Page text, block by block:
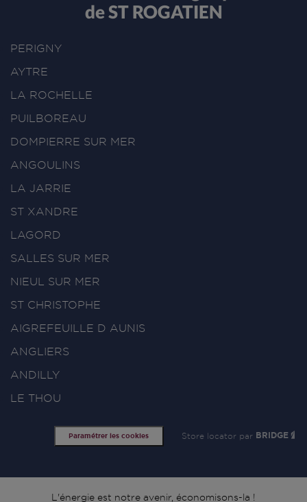
de ST ROGATIEN
PERIGNY
AYTRE
LA ROCHELLE
PUILBOREAU
DOMPIERRE SUR MER
ANGOULINS
LA JARRIE
ST XANDRE
LAGORD
SALLES SUR MER
NIEUL SUR MER
ST CHRISTOPHE
AIGREFEUILLE D AUNIS
ANGLIERS
ANDILLY
LE THOU
Paramétrer les cookies Store locator par BRIDGE
L'énergie est notre avenir, économisons-la !